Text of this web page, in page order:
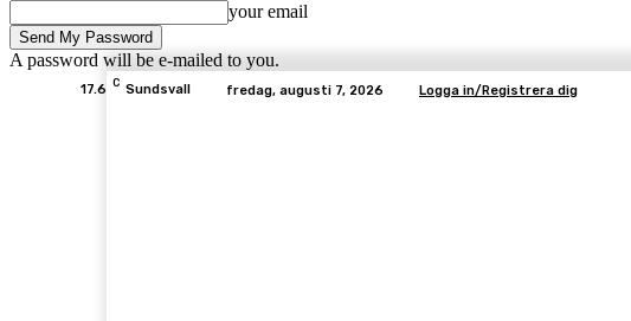
your email
A password will be e-mailed to you.
17.6 C Sundsvall fredag, augusti 7, 2026 Logga in/Registrera dig